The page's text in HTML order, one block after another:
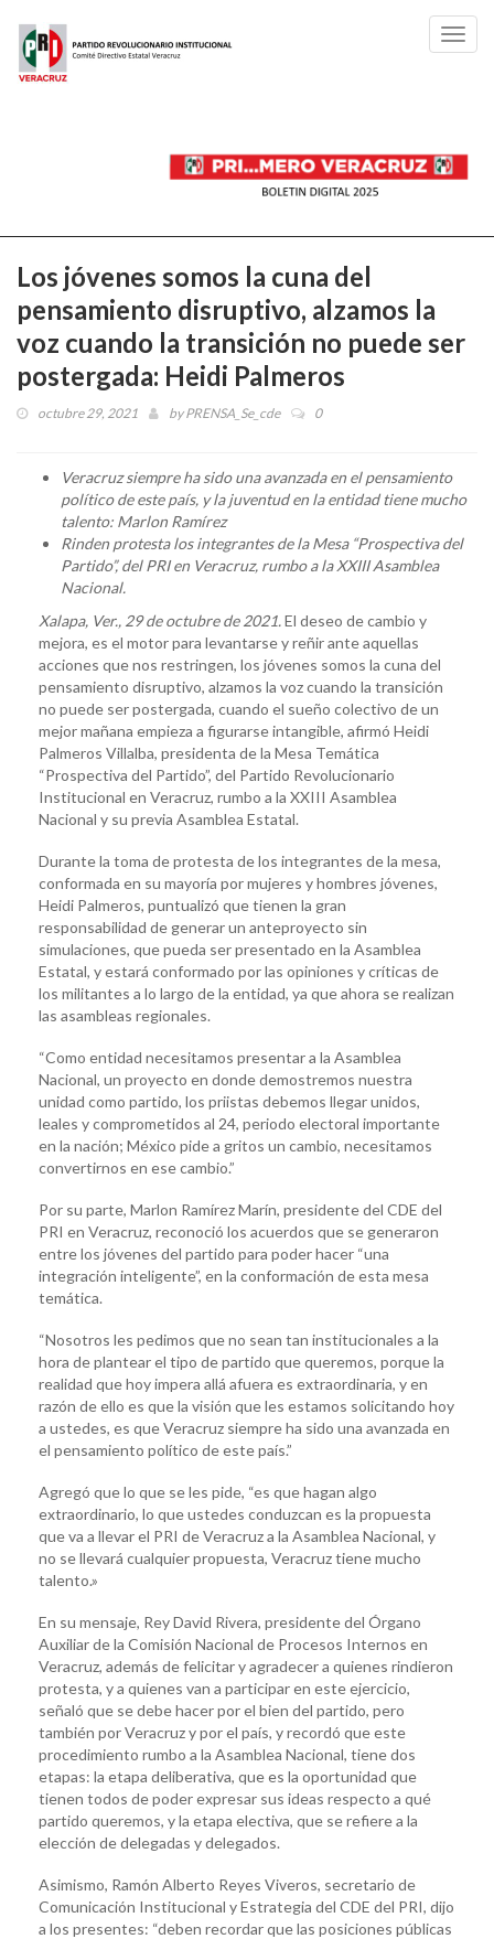
Los jóvenes somos la cuna del
pensamiento disruptivo, alzamos la
voz cuando la transición no puede ser
postergada: Heidi Palmeros
octubre 29, 2021 byPRENSA_Se_cde 0
Veracruz siempre ha sido una avanzada en el pensamiento
político de este país, y la juventud en la entidad tiene mucho
talento: Marlon Ramírez
Rinden protesta los integrantes de la Mesa “Prospectiva del
Partido”, del PRI en Veracruz, rumbo a la XXIII Asamblea
Nacional.
Xalapa, Ver., 29 de octubre de 2021.El deseo de cambio y
mejora, es el motor para levantarse y reñir ante aquellas
acciones que nos restringen, los jóvenes somos la cuna del
pensamiento disruptivo, alzamos la voz cuando la transición
no puede ser postergada, cuando el sueño colectivo de un
mejor mañana empieza a figurarse intangible, afirmó Heidi
Palmeros Villalba, presidenta de la Mesa Temática
“Prospectiva del Partido”, del Partido Revolucionario
Institucional en Veracruz, rumbo a la XXIII Asamblea
Nacional y su previa Asamblea Estatal.
Durante la toma de protesta de los integrantes de la mesa,
conformada en su mayoría por mujeres y hombres jóvenes,
Heidi Palmeros, puntualizó que tienen la gran
responsabilidad de generar un anteproyecto sin
simulaciones, que pueda ser presentado en la Asamblea
Estatal, y estará conformado por las opiniones y críticas de
los militantes a lo largo de la entidad, ya que ahora se realizan
las asambleas regionales.
“Como entidad necesitamos presentar a la Asamblea
Nacional, un proyecto en donde demostremos nuestra
unidad como partido, los priistas debemos llegar unidos,
leales y comprometidos al 24, periodo electoral importante
en la nación; México pide a gritos un cambio, necesitamos
convertirnos en ese cambio.”
Por su parte, Marlon Ramírez Marín, presidente del CDE del
PRI en Veracruz, reconoció los acuerdos que se generaron
entre los jóvenes del partido para poder hacer “una
integración inteligente”, en la conformación de esta mesa
temática.
“Nosotros les pedimos que no sean tan institucionales a la
hora de plantear el tipo de partido que queremos, porque la
realidad que hoy impera allá afuera es extraordinaria, y en
razón de ello es que la visión que les estamos solicitando hoy
a ustedes, es que Veracruz siempre ha sido una avanzada en
el pensamiento político de este país.”
Agregó que lo que se les pide, “es que hagan algo
extraordinario, lo que ustedes conduzcan es la propuesta
que va a llevar el PRI de Veracruz a la Asamblea Nacional, y
no se llevará cualquier propuesta, Veracruz tiene mucho
talento.»
En su mensaje, Rey David Rivera, presidente del Órgano
Auxiliar de la Comisión Nacional de Procesos Internos en
Veracruz, además de felicitar y agradecer a quienes rindieron
protesta, y a quienes van a participar en este ejercicio,
señaló que se debe hacer por el bien del partido, pero
también por Veracruz y por el país, y recordó que este
procedimiento rumbo a la Asamblea Nacional, tiene dos
etapas: la etapa deliberativa, que es la oportunidad que
tienen todos de poder expresar sus ideas respecto a qué
partido queremos, y la etapa electiva, que se refiere a la
elección de delegadas y delegados.
Asimismo, Ramón Alberto Reyes Viveros, secretario de
Comunicación Institucional y Estrategia del CDE del PRI, dijo
a los presentes: “deben recordar que las posiciones públicas